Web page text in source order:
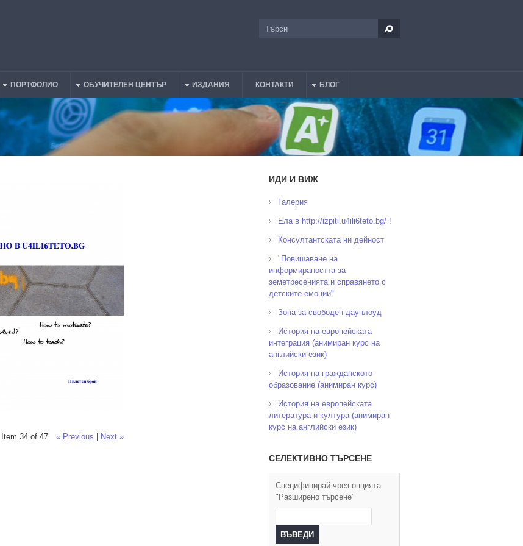
Търси
ПОРТФОЛИО ОБУЧИТЕЛЕН ЦЕНТЪР ИЗДАНИЯ КОНТАКТИ БЛОГ
Item 34 of 47 « Previous Next »
ИДИ И ВИЖ
Галерия
Ела в http://izpiti.u4ili6teto.bg/ !
Консултантската ни дейност
"Повишаване на
информираността за
земетресенията и справянето с
детските емоции"
Зона за свободен даунлоуд
История на европейската
интеграция (анимиран курс на
английски език)
История на гражданското
образование (анимиран курс)
История на европейската
литература и култура (анимиран
курс на английски език)
СЕЛЕКТИВНО ТЪРСЕНЕ
Специфицирай чрез опцията
"Разширено търсене"